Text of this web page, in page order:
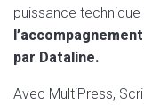
puissance
par Dataline.
Avec MultiPress,